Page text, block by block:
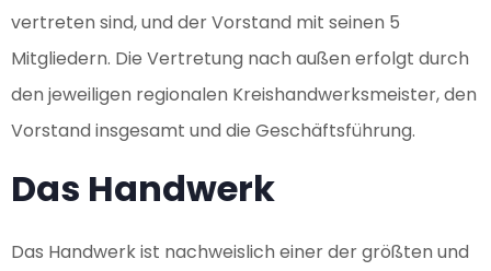
vertreten sind, und der Vorstand mit seinen 5
Mitgliedern. Die Vertretung nach außen erfolgt durch
den jeweiligen regionalen Kreishandwerksmeister, den
Vorstand insgesamt und die Geschäftsführung.
Das Handwerk
Das Handwerk ist nachweislich einer der größten und